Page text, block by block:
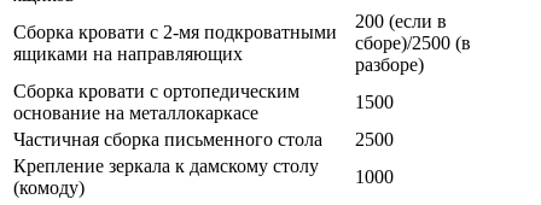
Сборка кровати с 2-мя подкроватными
ящиками на направляющих
200 (если в
сборе)/2500 (в
разборе)
Сборка кровати с ортопедическим
основание на металлокаркасе
1500
Частичная сборка письменного стола
2500
Крепление зеркала к дамскому столу
(комоду)
1000